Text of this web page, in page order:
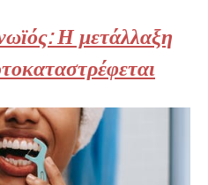
Η μετάλλαξη